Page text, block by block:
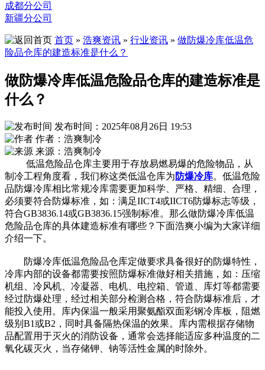
成都分公司
新疆分公司
首页 » 浩爽资讯 » 行业资讯 » 做防爆冷库低温危
险品仓库的建造标准是什么？
做防爆冷库低温危险品仓库的建造标准是
什么？
发布时间：2025年08月26日 19:53
作者：浩爽制冷
来源：浩爽制冷
低温危险品仓库主要用于存放易燃易爆的危险物品，从
制冷工程角度看，我们称这类低温仓库为 防爆冷库。低温危险
品防爆冷库相比常规冷库需要更加科学、严格、精细、合理，
必须要符合防爆标准，如：满足IICT4或IICT6防爆标志等级，
符合GB3836.14或GB3836.15强制标准。那么做防爆冷库低温
危险品仓库的具体建造标准有哪些？下面浩爽小编为大家详细
介绍一下。
防爆冷库低温危险品仓库定做要求具备很好的防爆特性，
冷库内部的设备都需要按照防爆标准做好相关措施，如：压缩
机组、冷风机、冷凝器、电机、电控箱、管道、库灯等都需要
经过防爆处理，经过相关部分检测合格，符合防爆标准后，才
能投入使用。库内保温一般采用聚氨酯双面彩钢冷库板，阻燃
级别B1或B2，同时具备隔热保温的效果。库内需根据存储物
品配置用于灭火的消防设备，通常会选择能适应多种温度的二
氧化碳灭火，当存储钾、钠等活性金属的时除外。